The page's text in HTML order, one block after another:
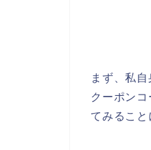
まず、私
クーポン
てみること